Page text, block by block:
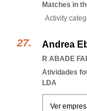
Matches in
Activity
Andrea
R ABADE
Atividades
LDA
Ver